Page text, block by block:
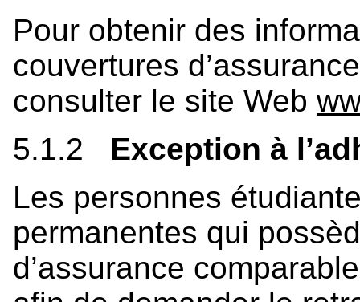
Pour obtenir des
couvertures
consulter le site Web
5.1.2 Exception à
Les personnes
permanentes qui
d’assurance